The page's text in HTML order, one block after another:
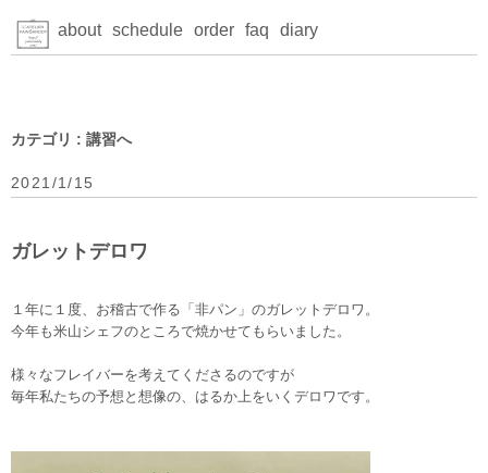
about schedule order faq diary
カテゴリ : 講習へ
2021/1/15
ガレットデロワ
１年に１度、お稽古で作る「非パン」のガレットデロワ。
今年も米山シェフのところで焼かせてもらいました。
様々なフレイバーを考えてくださるのですが
毎年私たちの予想と想像の、はるか上をいくデロワです。